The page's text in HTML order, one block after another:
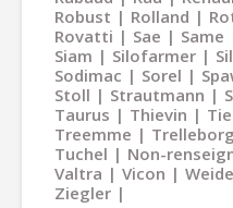
Robust
Rolland
Rovatti
Sae Same
Siam
Silofarmer
Sodimac
Sorel
Stoll
Strautmann
Taurus
Thievin
Treemme
Trelleborg
Tuchel
Non-
Valtra
Vicon
Ziegler